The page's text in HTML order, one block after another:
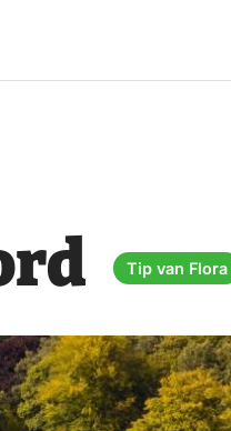
Tip van Flora